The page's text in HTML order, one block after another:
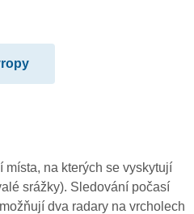
místa, na kterých se vyskytují
srážky). Sledování počasí
dva radary na vrcholech